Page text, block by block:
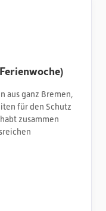
aus ganz Bremen,
für den Schutz
zusammen